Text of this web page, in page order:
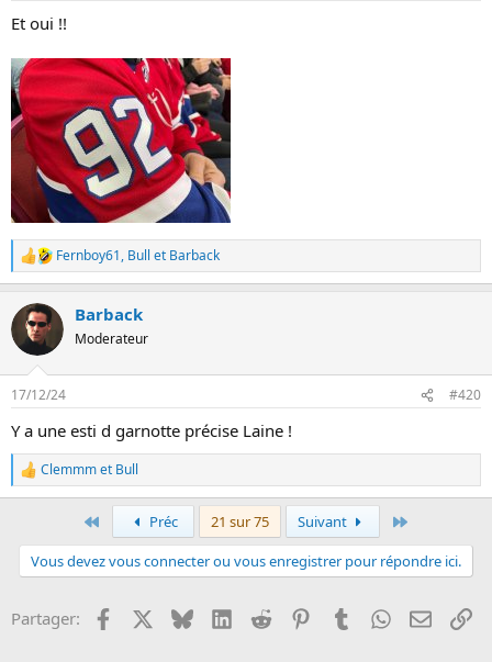
Et oui !!
L
e
r
é
a
i
n
s
:
Fernboy61, Bull et Barback
Barback
Moderateur
17/12/24 #420
Y a une esti d garnotte précise Laine !
L
e
é
c
i
Clemmmet Bull
PremierPréc 21 sur 75 Suivant
Vous devez vous connecter ou vous enregistrer pour répondre ici.
Partager: Facebook BlueskyLinkedInReddit PinterestTumblrWhatsApp
Email